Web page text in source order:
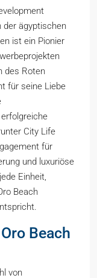
der ägyptischen
ist ein Pionier
des Roten
für seine Liebe
City Life
für
und luxuriöse
Einheit,
Beach
Beach
von